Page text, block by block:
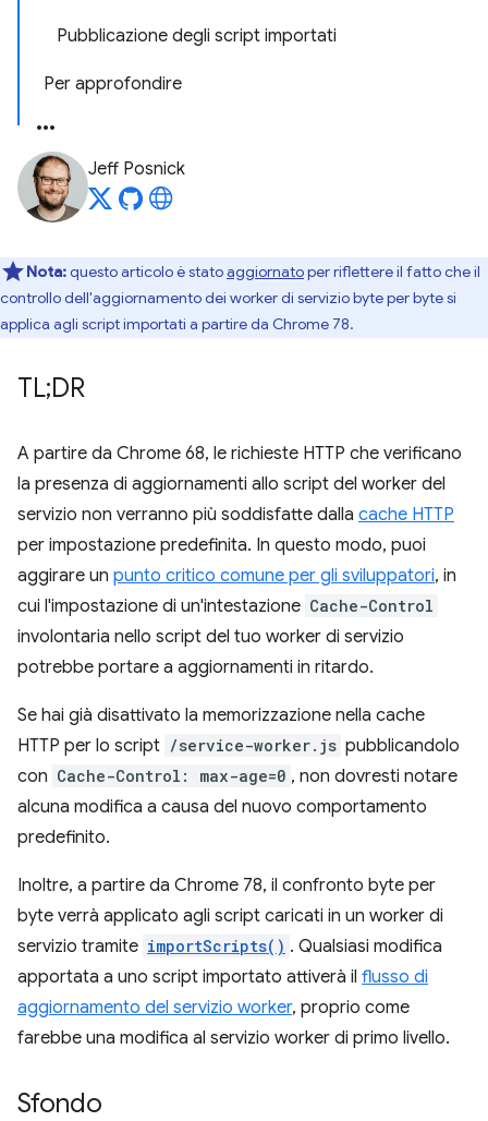
Pubblicazione degli script importati
Per approfondire
Jeff Posnick
Nota:questo articolo è statoaggiornatoper riflettere il fatto che il
controllo dell'aggiornamento dei worker di servizio byte per byte si
applica agli script importati a partire da Chrome 78.
TL;DR
A partire da Chrome 68, le richieste HTTP che verificano
la presenza di aggiornamenti allo script del worker del
servizio non verranno più soddisfatte dalla cache HTTP
per impostazione predefinita. In questo modo, puoi
aggirare un punto critico comune per gli sviluppatori, in
cui l'impostazione di un'intestazione Cache-Control
involontaria nello script del tuo worker di servizio
potrebbe portare a aggiornamenti in ritardo.
Se hai già disattivato la memorizzazione nella cache
HTTP per lo script /service-worker.js pubblicandolo
con Cache-Control: max-age=0 , non dovresti notare
alcuna modifica a causa del nuovo comportamento
predefinito.
Inoltre, a partire da Chrome 78, il confronto byte per
byte verrà applicato agli script caricati in un worker di
servizio tramite importScripts() . Qualsiasi modifica
apportata a uno script importato attiverà il flusso di
aggiornamento del servizio worker, proprio come
farebbe una modifica al servizio worker di primo livello.
Sfondo